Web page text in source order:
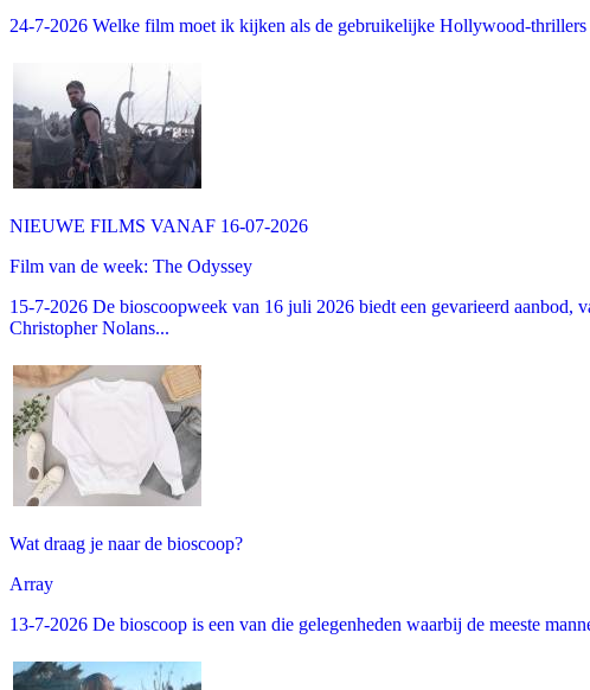
24-7-2026 Welke film moet ik kijken als de gebruikelijke Hollywood-
NIEUWE FILMS VANAF 16-07-2026
Film van de week: The Odyssey
15-7-2026 De bioscoopweek van 16 juli 2026 biedt een gevarieerd
Christopher Nolans...
Wat draag je naar de bioscoop?
Array
13-7-2026 De bioscoop is een van die gelegenheden waarbij de meeste